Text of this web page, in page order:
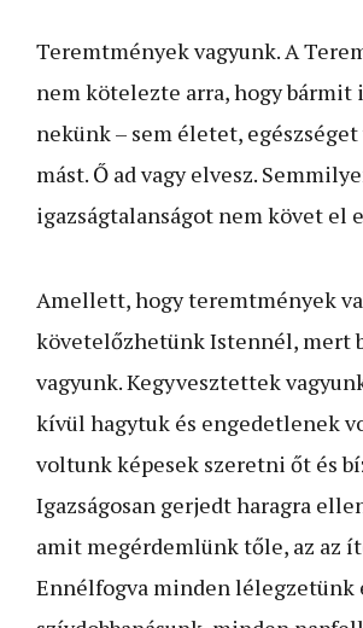
Teremtmények vagyunk. A
nem kötelezte arra, hogy bármit
nekünk – sem életet, egészséget
mást. Ő ad vagy elvesz.
igazságtalanságot nem követ el
Amellett, hogy teremtmények
követelőzhetünk Istennél, mert
vagyunk. Kegyvesztettek
kívül hagytuk és engedetlenek
voltunk képesek szeretni őt és
Igazságosan gerjedt haragra
amit megérdemlünk tőle, az az
Ennélfogva minden lélegzetünk